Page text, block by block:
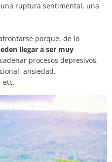
ruptura sentimental, una
porque, de lo
llegar a ser muy
procesos depresivos,
ansiedad,
etc.